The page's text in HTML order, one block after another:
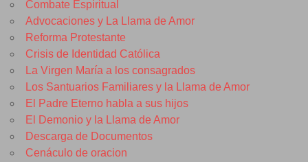
Combate Espiritual
Advocaciones y La Llama de Amor
Reforma Protestante
Crisis de Identidad Católica
La Virgen María a los consagrados
Los Santuarios Familiares y la Llama de Amor
El Padre Eterno habla a sus hijos
El Demonio y la Llama de Amor
Descarga de Documentos
Cenáculo de oracion